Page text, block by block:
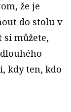
že je
do stolu v
si můžete,
kdy ten, kdo